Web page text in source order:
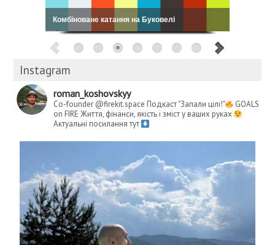
Комбіноване катання на Буковелі
Instagram
roman_koshovskyy
Co-founder @firekit.space Подкаст "Запали цілі!"
GOALS
on FIRE Життя, фінанси, якість і зміст у ваших руках
Актуальні посилання тут